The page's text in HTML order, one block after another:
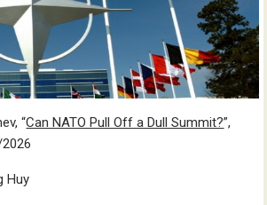
“Can NATO Pull Off a Dull Summit?”,
Huy